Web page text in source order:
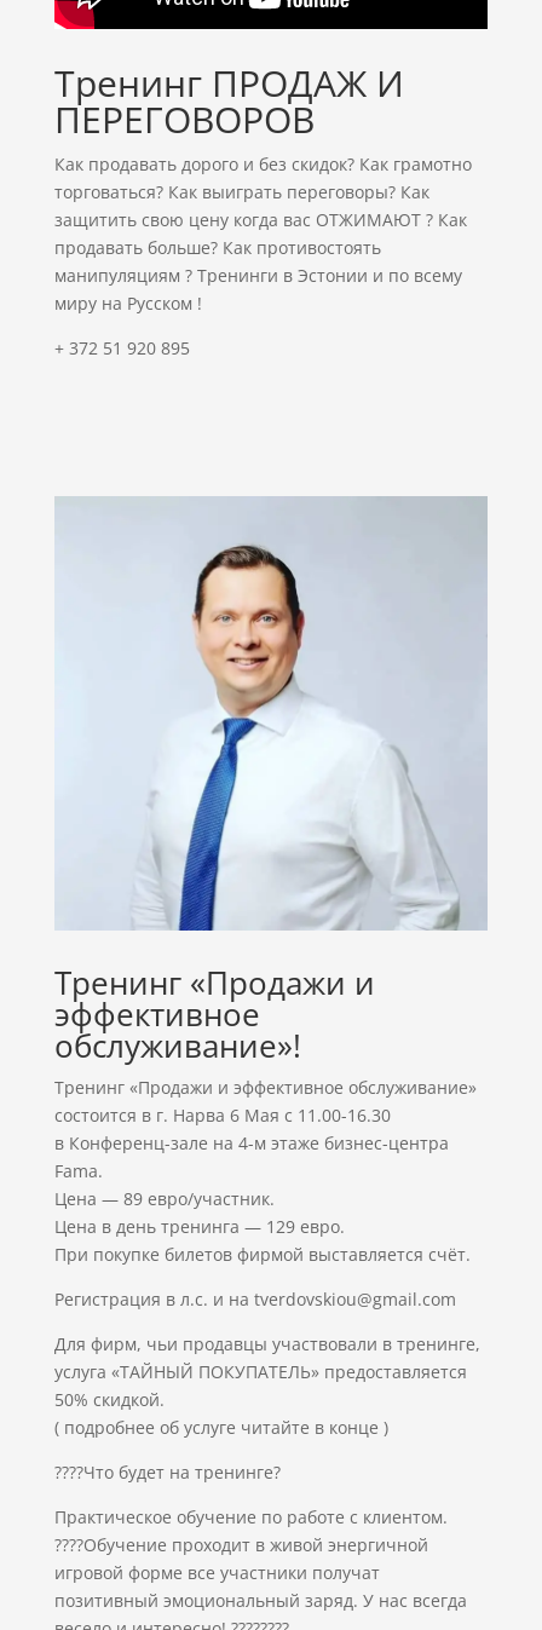
Тренинг ПРОДАЖ И
ПЕРЕГОВОРОВ
Как продавать дорого и без скидок? Как грамотно
торговаться? Как выиграть переговоры? Как
защитить свою цену когда вас ОТЖИМАЮТ ? Как
продавать больше? Как противостоять
манипуляциям ? Тренинги в Эстонии и по всему
миру на Русском !
+ 372 51 920 895
Тренинг «Продажи и
эффективное
обслуживание»!
Тренинг «Продажи и эффективное обслуживание»
состоится в г. Нарва 6 Мая с 11.00-16.30
в Конференц-зале на 4-м этаже бизнес-центра
Fama.
Цена — 89 евро/участник.
Цена в день тренинга — 129 евро.
При покупке билетов фирмой выставляется счёт.
Регистрация в л.с. и на tverdovskiou@gmail.com
Для фирм, чьи продавцы участвовали в тренинге,
услуга «ТАЙНЫЙ ПОКУПАТЕЛЬ» предоставляется
50% скидкой.
( подробнее об услуге читайте в конце )
????Что будет на тренинге?
Практическое обучение по работе с клиентом.
????Обучение проходит в живой энергичной
игровой форме все участники получат
позитивный эмоциональный заряд. У нас всегда